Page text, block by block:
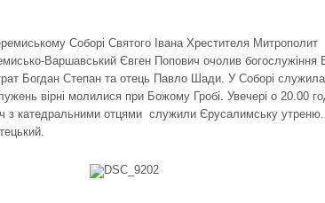
Соборі Святого Івана Хрестителя Митрополит
Варшавський Євген Попович очолив богослужіння
Богдан Степан та отець Павло Шади. У Соборі
вірні молилися при Божому Гробі. Увечері о 20.00
з катедральними отцями служили Єрусалимську утреню.